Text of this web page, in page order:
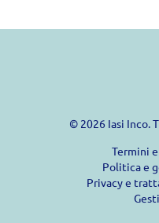
© 2026 Iasi Inco.
Termini
Politica e
Privacy e